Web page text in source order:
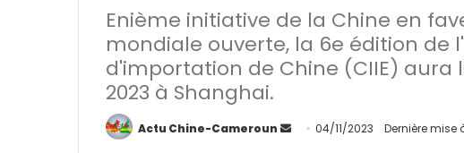
Enième initiative de la Chine en
mondiale ouverte, la 6e édition de
d'importation de Chine (CIIE) aura
2023 à Shanghai.
Actu Chine-Cameroun 04/11/2023 Dernière mise